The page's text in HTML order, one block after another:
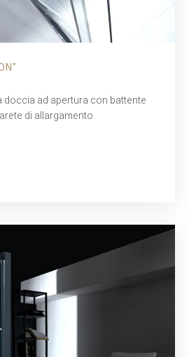
doccia ad apertura con battente
di allargamento